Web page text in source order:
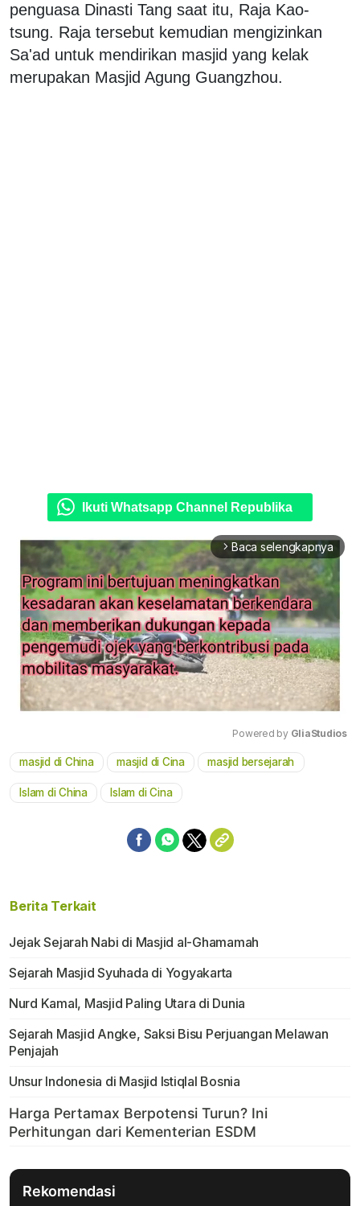
penguasa Dinasti Tang saat itu, Raja Kao-
tsung. Raja tersebut kemudian mengizinkan
Sa'ad untuk mendirikan masjid yang kelak
merupakan Masjid Agung Guangzhou.
Ikuti Whatsapp Channel Republika
arrow_forward_ios Baca selengkapnya
Mute
Powered by GliaStudios
masjid di China masjid di Cina masjid bersejarah
Islam di China Islam di Cina
Berita Terkait
Jejak Sejarah Nabi di Masjid al-Ghamamah
Sejarah Masjid Syuhada di Yogyakarta
Nurd Kamal, Masjid Paling Utara di Dunia
Sejarah Masjid Angke, Saksi Bisu Perjuangan Melawan
Penjajah
Unsur Indonesia di Masjid Istiqlal Bosnia
Rekomendasi